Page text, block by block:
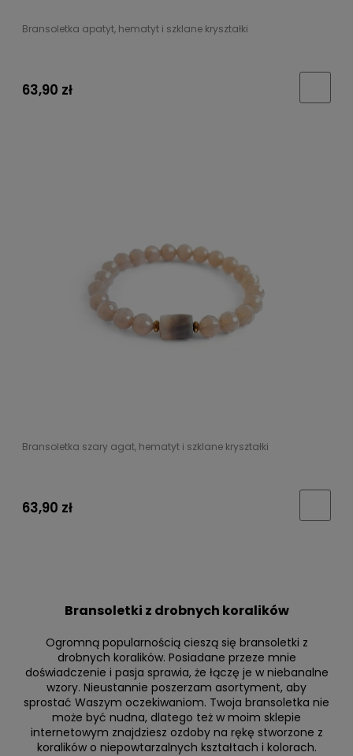
Bransoletka apatyt, hematyt i szklane kryształki
63,90 zł
Bransoletka szary agat, hematyt i szklane kryształki
63,90 zł
Bransoletki z drobnych koralików
Ogromną popularnością cieszą się bransoletki z
drobnych koralików. Posiadane przeze mnie
doświadczenie i pasja sprawia, że łączę je w niebanalne
wzory. Nieustannie poszerzam asortyment, aby
sprostać Waszym oczekiwaniom. Twoja bransoletka nie
może być nudna, dlatego też w moim sklepie
internetowym znajdziesz ozdoby na rękę stworzone z
koralików o niepowtarzalnych kształtach i kolorach.